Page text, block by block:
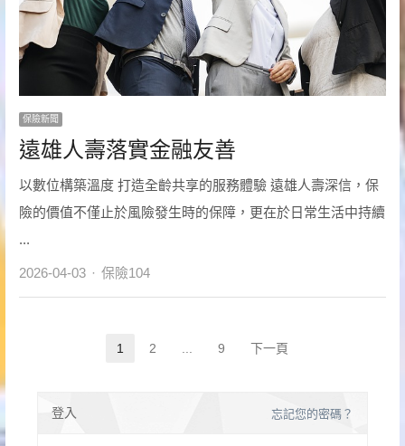
保險新聞
遠雄人壽落實金融友善
以數位構築溫度 打造全齡共享的服務體驗 遠雄人壽深信，保
險的價值不僅止於風險發生時的保障，更在於日常生活中持續
...
2026-04-03 Author
保險104
Page
1 Page
2 ... Page
9 下一頁
登入 忘記您的密碼？